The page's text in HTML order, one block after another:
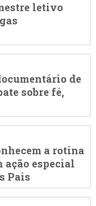
letivo
de
sobre fé,
a rotina
ação especial
Pais